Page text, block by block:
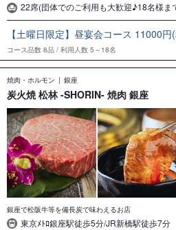
22席(団体でのご利用も大歓迎♪18名様ま
【土曜日限定】昼宴会コース 11000円
コース品数 8品 利用人数 5～18名
焼肉・ホルモン 銀座
炭火焼 松林 -SHORIN- 焼肉 銀座
銀座で松阪牛等を備長炭で味わえるお店
東京ﾒﾄﾛ銀座駅徒歩5分/JR新橋駅徒歩7分